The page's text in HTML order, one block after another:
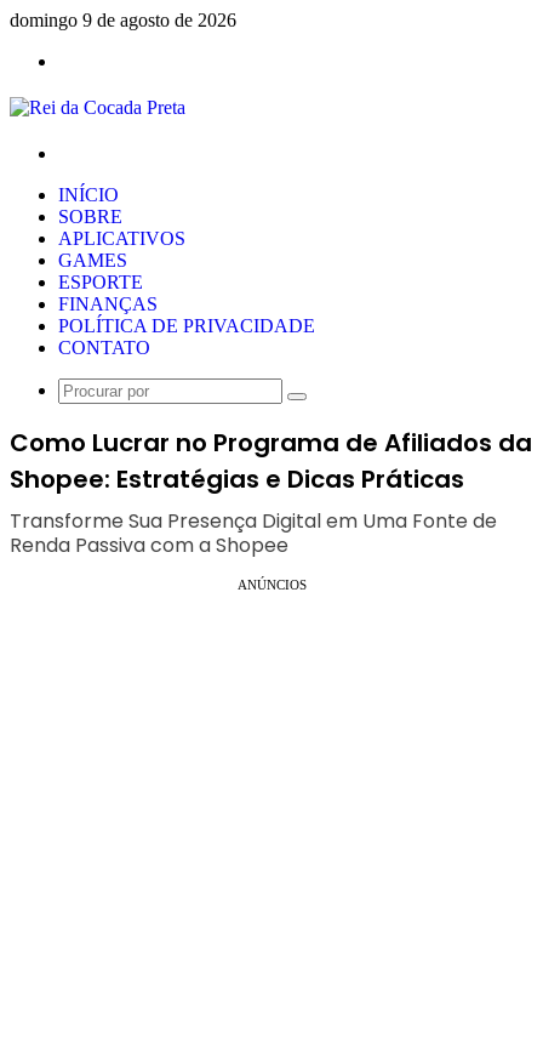
domingo 9 de agosto de 2026
INÍCIO
SOBRE
APLICATIVOS
GAMES
ESPORTE
FINANÇAS
POLÍTICA DE PRIVACIDADE
CONTATO
Procurar
Como Lucrar no Programa de Afiliados da
Shopee: Estratégias e Dicas Práticas
Transforme Sua Presença Digital em Uma Fonte de
Renda Passiva com a Shopee
ANÚNCIOS